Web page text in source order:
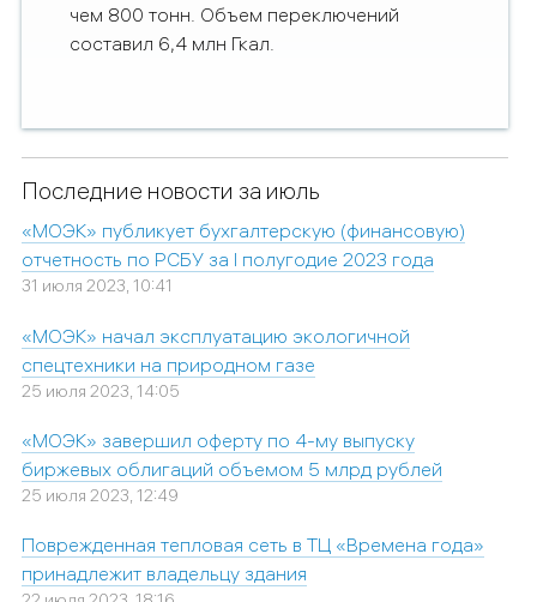
чем 800 тонн. Объем переключений
составил 6,4 млн Гкал.
Последние новости за июль
«МОЭК» публикует бухгалтерскую (финансовую)
отчетность по РСБУ за I полугодие 2023 года
31 июля 2023, 10:41
«МОЭК» начал эксплуатацию экологичной
спецтехники на природном газе
25 июля 2023, 14:05
«МОЭК» завершил оферту по 4-му выпуску
биржевых облигаций объемом 5 млрд рублей
25 июля 2023, 12:49
Поврежденная тепловая сеть в ТЦ «Времена года»
принадлежит владельцу здания